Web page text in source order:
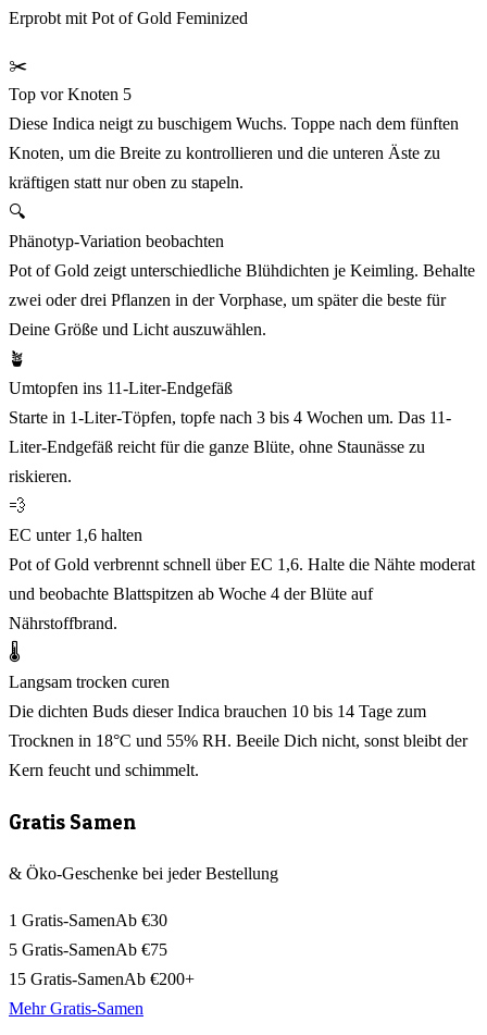
Erprobt mit Pot of Gold Feminized
✂️
Top vor Knoten 5
Diese Indica neigt zu buschigem Wuchs. Toppe nach dem fünften
Knoten, um die Breite zu kontrollieren und die unteren Äste zu
kräftigen statt nur oben zu stapeln.
🔍
Phänotyp-Variation beobachten
Pot of Gold zeigt unterschiedliche Blühdichten je Keimling. Behalte
zwei oder drei Pflanzen in der Vorphase, um später die beste für
Deine Größe und Licht auszuwählen.
🪴
Umtopfen ins 11-Liter-Endgefäß
Starte in 1-Liter-Töpfen, topfe nach 3 bis 4 Wochen um. Das 11-
Liter-Endgefäß reicht für die ganze Blüte, ohne Staunässe zu
riskieren.
💨
EC unter 1,6 halten
Pot of Gold verbrennt schnell über EC 1,6. Halte die Nähte moderat
und beobachte Blattspitzen ab Woche 4 der Blüte auf
Nährstoffbrand.
🌡️
Langsam trocken curen
Die dichten Buds dieser Indica brauchen 10 bis 14 Tage zum
Trocknen in 18°C und 55% RH. Beeile Dich nicht, sonst bleibt der
Kern feucht und schimmelt.
Gratis Samen
& Öko-Geschenke bei jeder Bestellung
1 Gratis-SamenAb €30
5 Gratis-SamenAb €75
15 Gratis-SamenAb €200+
Mehr Gratis-Samen